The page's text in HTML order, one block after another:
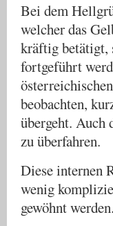
Bei dem
welcher das
kräftig betätigt,
fortgeführt
beobachten,
übergeht. Auch
zu überfahren.
Diese internen
wenig
gewöhnt werden.